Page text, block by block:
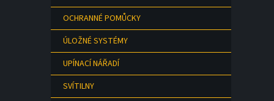
OCHRANNÉ POMŮCKY
ÚLOŽNÉ SYSTÉMY
UPÍNACÍ NÁŘADÍ
SVÍTILNY